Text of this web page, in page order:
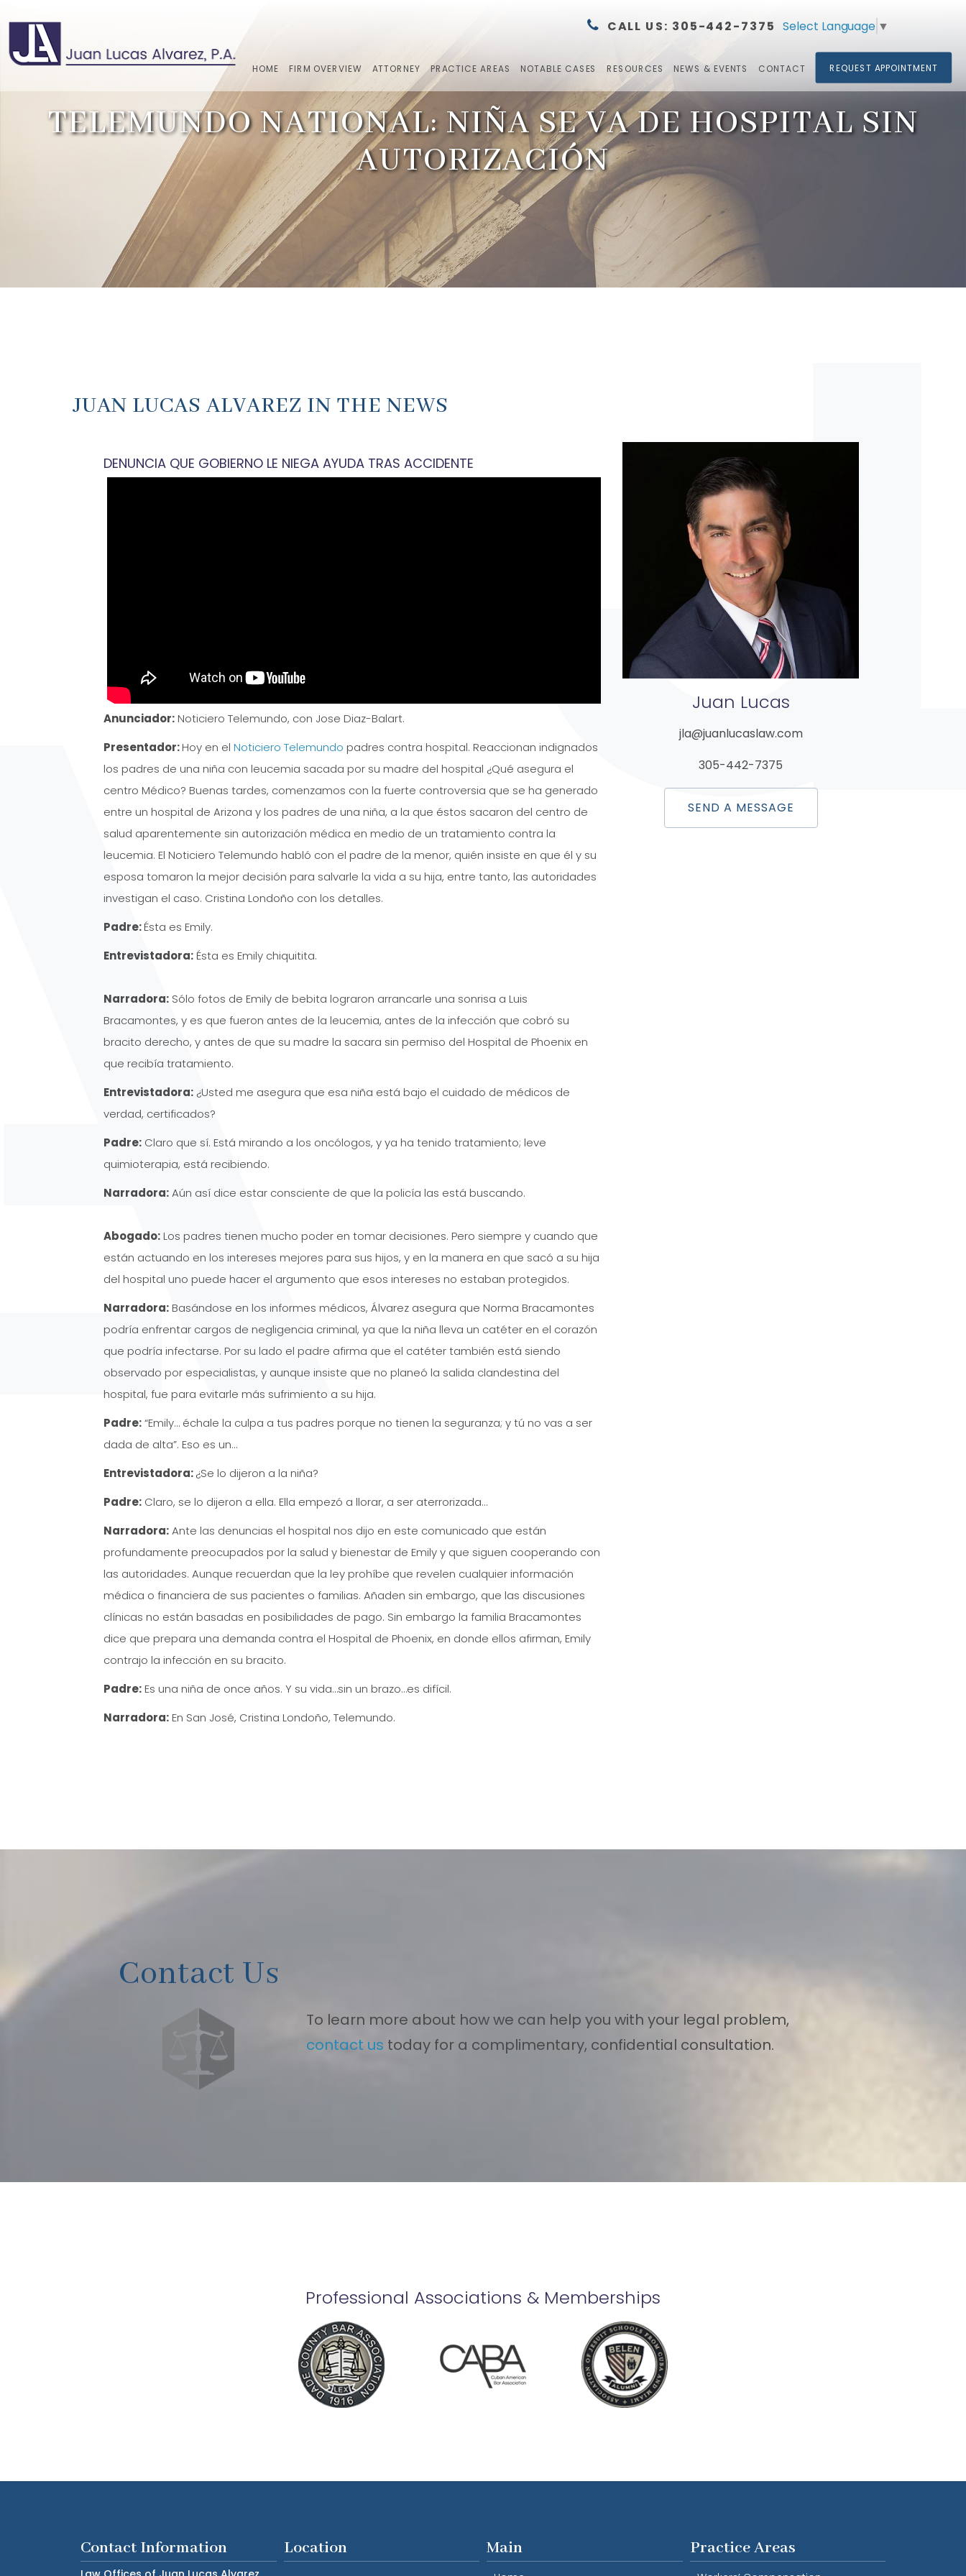
CALL US: 305-442-7375​​​​​​​ Select Language ▼
HOME FIRM OVERVIEW ATTORNEY PRACTICE AREAS NOTABLE CASES RESOURCES NEWS & EVENTS CONTACT REQUEST APPOINTMENT
TELEMUNDO NATIONAL: NIÑA SE VA DE HOSPITAL SIN
AUTORIZACIÓN
JUAN LUCAS ALVAREZ IN THE NEWS
DENUNCIA QUE GOBIERNO LE NIEGA AYUDA TRAS ACCIDENTE
Anunciador: Noticiero Telemundo, con Jose Diaz-Balart.
Presentador:Hoy en el Noticiero Telemundo padres contra hospital. Reaccionan indignados
los padres de una niña con leucemia sacada por su madre del hospital ¿Qué asegura el
centro Médico? Buenas tardes, comenzamos con la fuerte controversia que se ha generado
entre un hospital de Arizona y los padres de una niña, a la que éstos sacaron del centro de
salud aparentemente sin autorización médica en medio de un tratamiento contra la
leucemia. El Noticiero Telemundo habló con el padre de la menor, quién insiste en que él y su
esposa tomaron la mejor decisión para salvarle la vida a su hija, entre tanto, las autoridades
investigan el caso. Cristina Londoño con los detalles.
Padre:Ésta es Emily.
Entrevistadora: Ésta es Emily chiquitita.
Narradora: Sólo fotos de Emily de bebita lograron arrancarle una sonrisa a Luis
Bracamontes, y es que fueron antes de la leucemia, antes de la infección que cobró su
bracito derecho, y antes de que su madre la sacara sin permiso del Hospital de Phoenix en
que recibía tratamiento.
Entrevistadora: ¿Usted me asegura que esa niña está bajo el cuidado de médicos de
verdad, certificados?
Padre: Claro que sí. Está mirando a los oncólogos, y ya ha tenido tratamiento; leve
quimioterapia, está recibiendo.
Narradora:Aún así dice estar consciente de que la policía las está buscando.
Abogado: Los padres tienen mucho poder en tomar decisiones. Pero siempre y cuando que
están actuando en los intereses mejores para sus hijos, y en la manera en que sacó a su hija
del hospital uno puede hacer el argumento que esos intereses no estaban protegidos.
Narradora: Basándose en los informes médicos, Álvarez asegura que Norma Bracamontes
podría enfrentar cargos de negligencia criminal, ya que la niña lleva un catéter en el corazón
que podría infectarse. Por su lado el padre afirma que el catéter también está siendo
observado por especialistas, y aunque insiste que no planeó la salida clandestina del
hospital, fue para evitarle más sufrimiento a su hija.
Padre:“Emily… échale la culpa a tus padres porque no tienen la seguranza; y tú no vas a ser
dada de alta”. Eso es un…
Entrevistadora:¿Se lo dijeron a la niña?
Padre: Claro, se lo dijeron a ella. Ella empezó a llorar, a ser aterrorizada…
Narradora:Ante las denuncias el hospital nos dijo en este comunicado que están
profundamente preocupados por la salud y bienestar de Emily y que siguen cooperando con
las autoridades. Aunque recuerdan que la ley prohíbe que revelen cualquier información
médica o financiera de sus pacientes o familias. Añaden sin embargo, que las discusiones
clínicas no están basadas en posibilidades de pago. Sin embargo la familia Bracamontes
dice que prepara una demanda contra el Hospital de Phoenix, en donde ellos afirman, Emily
contrajo la infección en su bracito.
Padre: Es una niña de once años. Y su vida…sin un brazo…es difícil.
Narradora: En San José, Cristina Londoño, Telemundo.
Juan Lucas
jla@juanlucaslaw.com
305-442-7375
SEND A MESSAGE
Contact Us
To learn more about how we can help you with your legal problem,
contact us today for a complimentary, confidential consultation.
Professional Associations & Memberships
Contact Information Location Main Practice Areas